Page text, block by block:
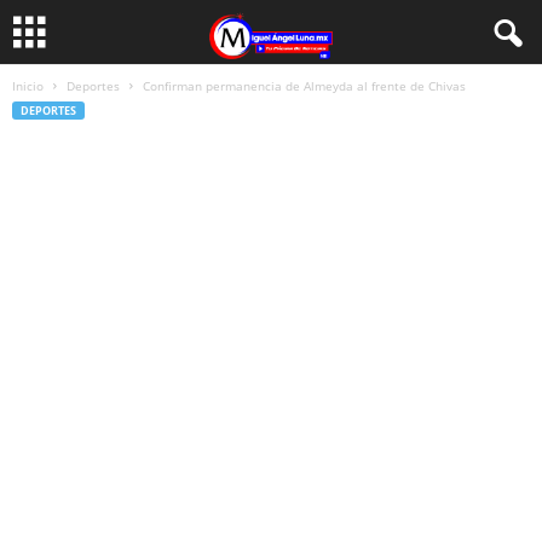
Inicio Deportes Confirman permanencia de Almeyda al frente de Chivas
DEPORTES